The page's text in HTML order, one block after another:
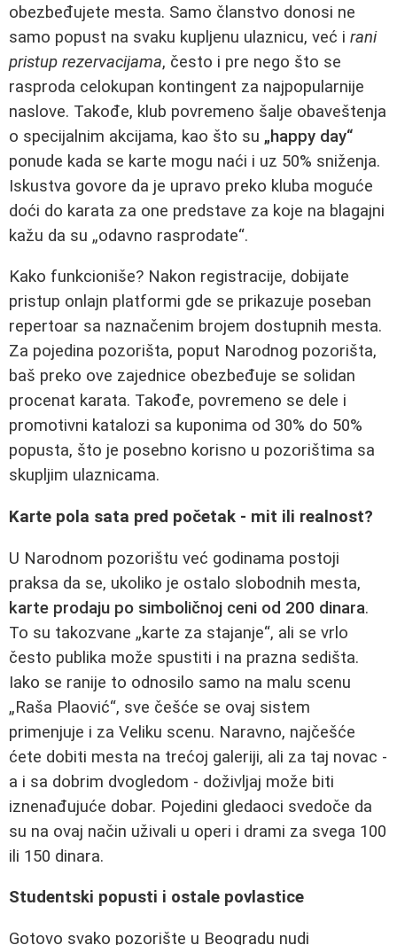
obezbeđujete mesta. Samo članstvo donosi ne
samo popust na svaku kupljenu ulaznicu, već i rani
pristup rezervacijama, često i pre nego što se
rasproda celokupan kontingent za najpopularnije
naslove. Takođe, klub povremeno šalje obaveštenja
o specijalnim akcijama, kao što su „happy day“
ponude kada se karte mogu naći i uz 50% sniženja.
Iskustva govore da je upravo preko kluba moguće
doći do karata za one predstave za koje na blagajni
kažu da su „odavno rasprodate“.
Kako funkcioniše? Nakon registracije, dobijate
pristup onlajn platformi gde se prikazuje poseban
repertoar sa naznačenim brojem dostupnih mesta.
Za pojedina pozorišta, poput Narodnog pozorišta,
baš preko ove zajednice obezbeđuje se solidan
procenat karata. Takođe, povremeno se dele i
promotivni katalozi sa kuponima od 30% do 50%
popusta, što je posebno korisno u pozorištima sa
skupljim ulaznicama.
Karte pola sata pred početak - mit ili realnost?
U Narodnom pozorištu već godinama postoji
praksa da se, ukoliko je ostalo slobodnih mesta,
karte prodaju po simboličnoj ceni od 200 dinara.
To su takozvane „karte za stajanje“, ali se vrlo
često publika može spustiti i na prazna sedišta.
Iako se ranije to odnosilo samo na malu scenu
„Raša Plaović“, sve češće se ovaj sistem
primenjuje i za Veliku scenu. Naravno, najčešće
ćete dobiti mesta na trećoj galeriji, ali za taj novac -
a i sa dobrim dvogledom - doživljaj može biti
iznenađujuće dobar. Pojedini gledaoci svedoče da
su na ovaj način uživali u operi i drami za svega 100
ili 150 dinara.
Studentski popusti i ostale povlastice
Gotovo svako pozorište u Beogradu nudi